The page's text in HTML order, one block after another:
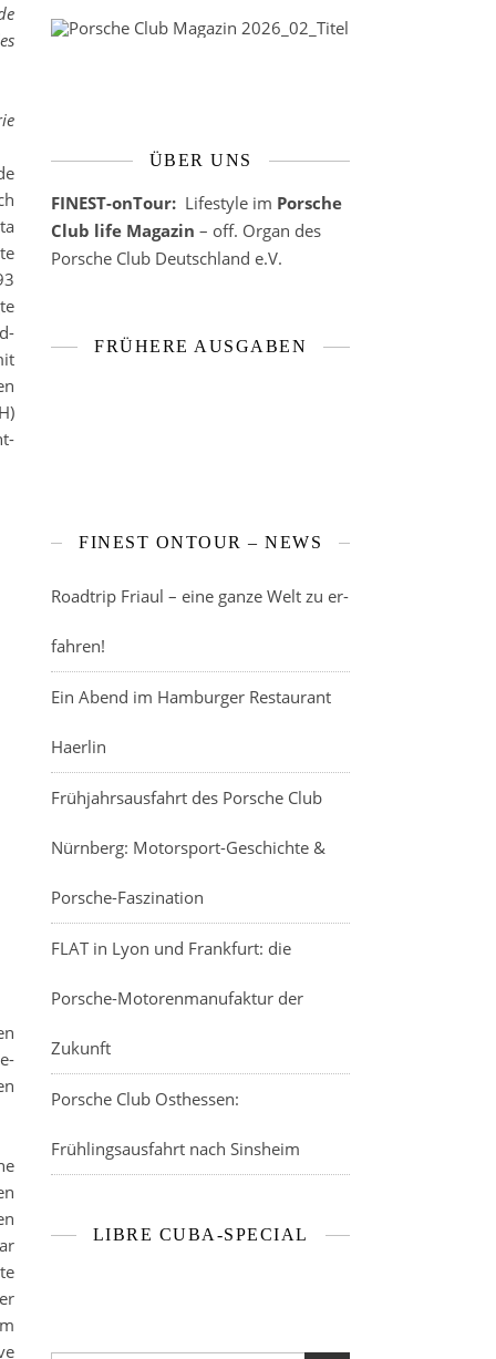
ÜBER UNS
FINEST-onTour: Lifestyle im Porsche
Club life Magazin – off. Organ des
Porsche Club Deutschland e.V.
FRÜHERE AUSGABEN
FINEST ONTOUR – NEWS
Roadtrip Friaul – eine ganze Welt zu er-
fahren!
Ein Abend im Hamburger Restaurant
Haerlin
Frühjahrsausfahrt des Porsche Club
Nürnberg: Motorsport-Geschichte &
Porsche-Faszination
FLAT in Lyon und Frankfurt: die
Porsche-Motorenmanufaktur der
Zukunft
Porsche Club Osthessen:
Frühlingsausfahrt nach Sinsheim
LIBRE CUBA-SPECIAL